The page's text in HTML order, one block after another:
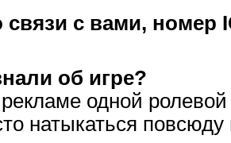
связи с вами, номер
об игре?
одной
натыкаться